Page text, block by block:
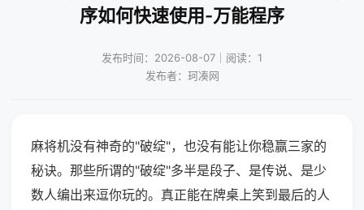
序如何快速使用-万能程序
发布时间：2026-08-07｜阅读：1
发布者：珂凑网
麻将机没有神奇的"破绽"，也没有能让你稳赢三家的
秘诀。那些所谓的"破绽"多半是段子、是传说、是少
数人编出来逗你玩的。真正能在牌桌上笑到最后的人